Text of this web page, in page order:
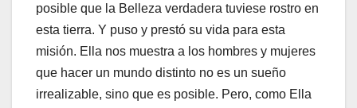
posible que la Belleza verdadera tuviese rostro en
esta tierra. Y puso y prestó su vida para esta
misión. Ella nos muestra a los hombres y mujeres
que hacer un mundo distinto no es un sueño
irrealizable, sino que es posible. Pero, como Ella